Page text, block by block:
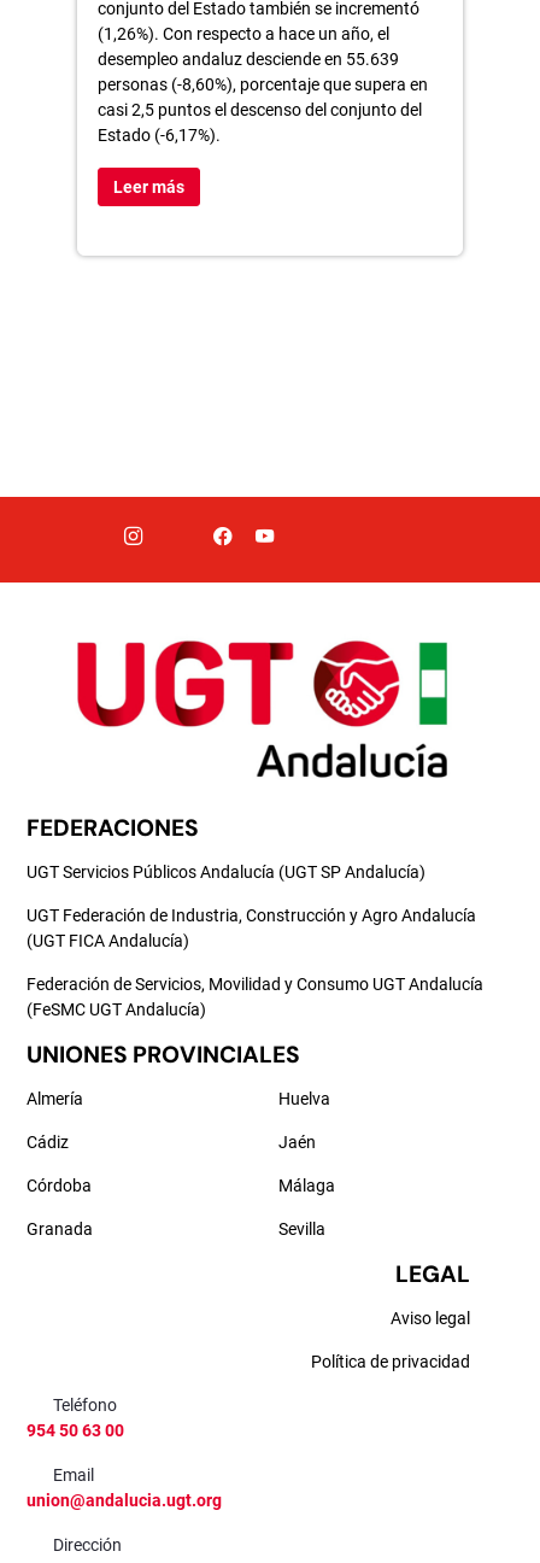
conjunto del Estado también se incrementó
(1,26%). Con respecto a hace un año, el
desempleo andaluz desciende en 55.639
personas (-8,60%), porcentaje que supera en
casi 2,5 puntos el descenso del conjunto del
Estado (-6,17%).
Leer más
FEDERACIONES
UGT Servicios Públicos Andalucía (UGT SP Andalucía)
UGT Federación de Industria, Construcción y Agro Andalucía
(UGT FICA Andalucía)
Federación de Servicios, Movilidad y Consumo UGT Andalucía
(FeSMC UGT Andalucía)
UNIONES PROVINCIALES
Almería
Cádiz
Córdoba
Granada
Huelva
Jaén
Málaga
Sevilla
LEGAL
Aviso legal
Política de privacidad
Teléfono
954 50 63 00
Email
union@andalucia.ugt.org
Dirección